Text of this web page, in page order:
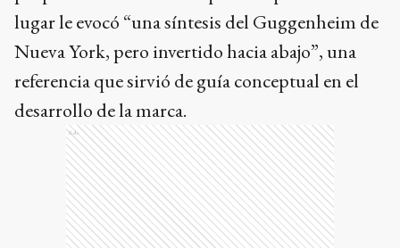
lugar le evocó “una síntesis del Guggenheim de
Nueva York, pero invertido hacia abajo”, una
referencia que sirvió de guía conceptual en el
desarrollo de la marca.
Ads